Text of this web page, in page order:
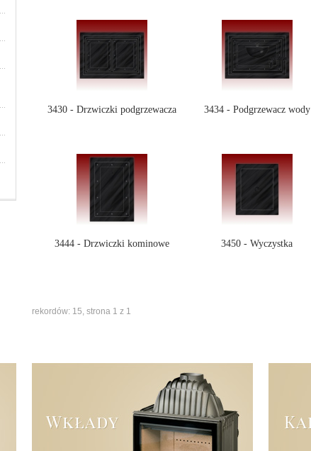
3430 - Drzwiczki podgrzewacza 3434 - Podgrzewacz wody
3444 - Drzwiczki kominowe 3450 - Wyczystka
rekordów: 15, strona 1 z 1